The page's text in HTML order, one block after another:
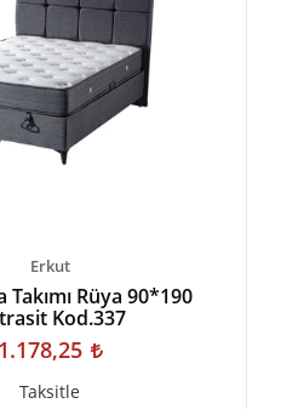
Erkut
Takımı Rüya 90*190
Kod.337
1.178,25
Taksitle